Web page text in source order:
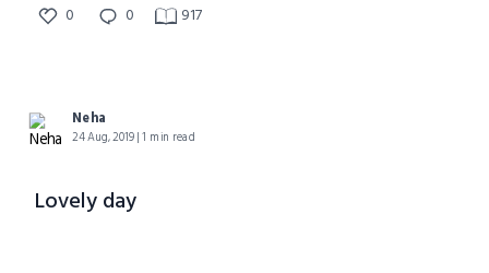
0 0 917
Neha
24 Aug, 2019 | 1 min read
Lovely day